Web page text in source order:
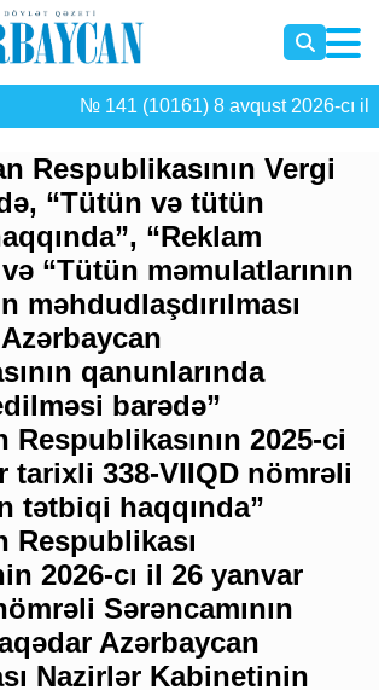
№ 141 (10161) 8 avqust 2026-cı il
Respublikasının Vergi
“Tütün və tütün
“Reklam
“Tütün məmulatlarının
məhdudlaşdırılması
qanunlarında
barədə”
Respublikasının 2025-ci
tarixli 338-VIIQD nömrəli
tətbiqi haqqında”
Respublikası
2026-cı il 26 yanvar
Sərəncamının
Azərbaycan
Nazirlər Kabinetinin